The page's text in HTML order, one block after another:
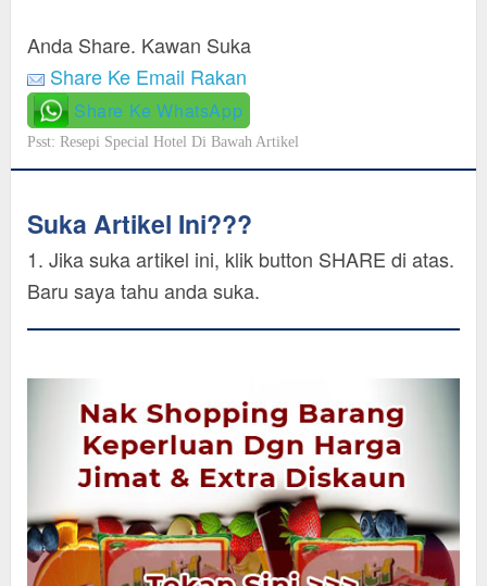
Anda Share. Kawan Suka
Share Ke Email Rakan
Share Ke WhatsApp
Psst: Resepi Special Hotel Di Bawah Artikel
Suka Artikel Ini???
1. Jika suka artikel ini, klik button SHARE di atas.
Baru saya tahu anda suka.